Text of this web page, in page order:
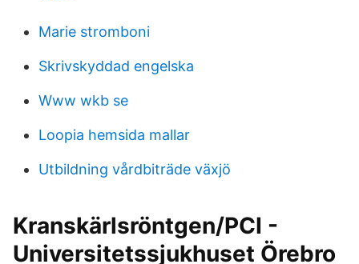
Marie stromboni
Skrivskyddad engelska
Www wkb se
Loopia hemsida mallar
Utbildning vårdbiträde växjö
Kranskärlsröntgen/PCI -
Universitetssjukhuset Örebro